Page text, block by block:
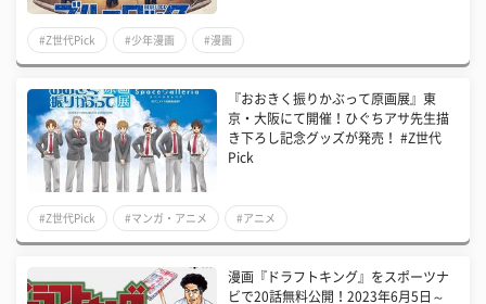
#Z世代Pick #少年漫画 #漫画
『おおきく振りかぶって原画展』東
京・大阪にて開催！ひぐちアサ先生描
き下ろし記念グッズが発売！ #Z世代
Pick
#Z世代Pick #マンガ・アニメ #アニメ
漫画『ドラフトキング』をスポーツナ
ビで20話無料公開！2023年6月5日～